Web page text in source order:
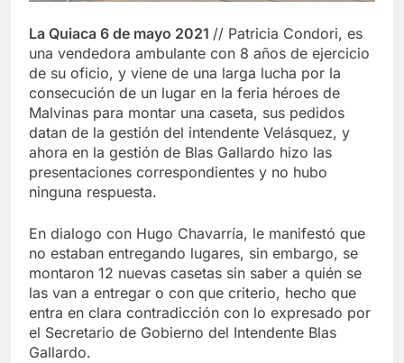
La Quiaca 6 de mayo 2021 // Patricia Condori, es
una vendedora ambulante con 8 años de ejercicio
de su oficio, y viene de una larga lucha por la
consecución de un lugar en la feria héroes de
Malvinas para montar una caseta, sus pedidos
datan de la gestión del intendente Velásquez, y
ahora en la gestión de Blas Gallardo hizo las
presentaciones correspondientes y no hubo
ninguna respuesta.
En dialogo con Hugo Chavarría, le manifestó que
no estaban entregando lugares, sin embargo, se
montaron 12 nuevas casetas sin saber a quién se
las van a entregar o con que criterio, hecho que
entra en clara contradicción con lo expresado por
el Secretario de Gobierno del Intendente Blas
Gallardo.